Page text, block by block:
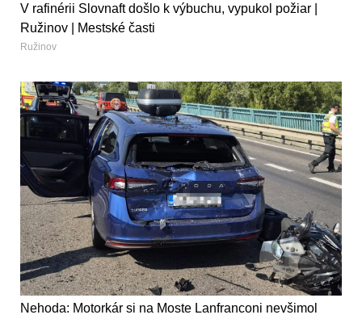
V rafinérii Slovnaft došlo k výbuchu, vypukol požiar |
Ružinov | Mestské časti
Ružinov
Nehoda: Motorkár si na Moste Lanfranconi nevšimol